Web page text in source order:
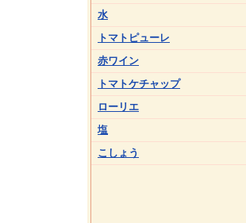
水
トマトピューレ
赤ワイン
トマトケチャップ
ローリエ
塩
こしょう